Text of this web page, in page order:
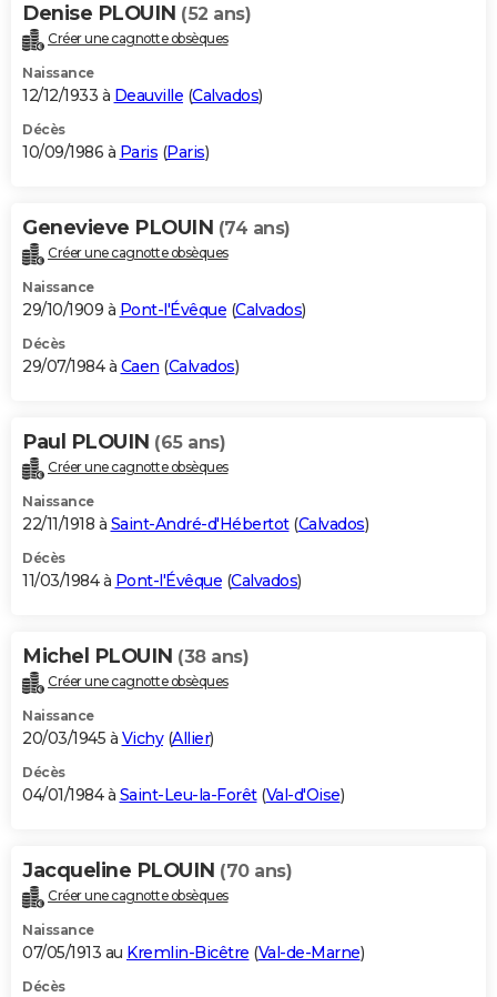
Denise PLOUIN (52 ans)
Créer une cagnotte obsèques
Naissance
12/12/1933 à Deauville (Calvados)
Décès
10/09/1986 à Paris (Paris)
Genevieve PLOUIN (74 ans)
Créer une cagnotte obsèques
Naissance
29/10/1909 à Pont-l'Évêque (Calvados)
Décès
29/07/1984 à Caen (Calvados)
Paul PLOUIN (65 ans)
Créer une cagnotte obsèques
Naissance
22/11/1918 à Saint-André-d'Hébertot(Calvados)
Décès
11/03/1984 à Pont-l'Évêque (Calvados)
Michel PLOUIN (38 ans)
Créer une cagnotte obsèques
Naissance
20/03/1945 à Vichy(Allier)
Décès
04/01/1984 à Saint-Leu-la-Forêt(Val-d'Oise)
Jacqueline PLOUIN (70 ans)
Créer une cagnotte obsèques
Naissance
07/05/1913 au Kremlin-Bicêtre (Val-de-Marne)
Décès